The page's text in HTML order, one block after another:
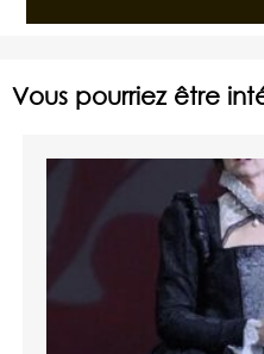
Vous pourriez être